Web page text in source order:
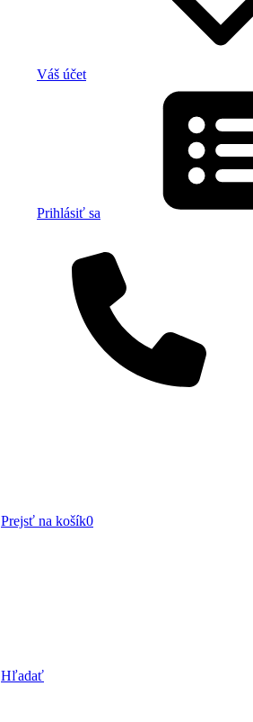
Váš účet
Prihlásiť sa
Prejsť na košík0
Hľadať